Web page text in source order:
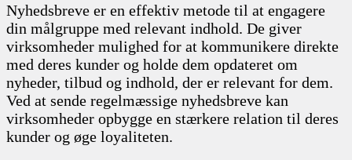
Nyhedsbreve er en effektiv metode til at engagere
din målgruppe med relevant indhold. De giver
virksomheder mulighed for at kommunikere direkte
med deres kunder og holde dem opdateret om
nyheder, tilbud og indhold, der er relevant for dem.
Ved at sende regelmæssige nyhedsbreve kan
virksomheder opbygge en stærkere relation til deres
kunder og øge loyaliteten.